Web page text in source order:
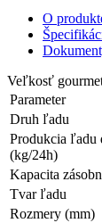
O
Veľkosť
Parameter
Druh ľadu
Produkcia ľadu
(kg/24h)
Kapacita
Tvar ľadu
Rozmery (mm)